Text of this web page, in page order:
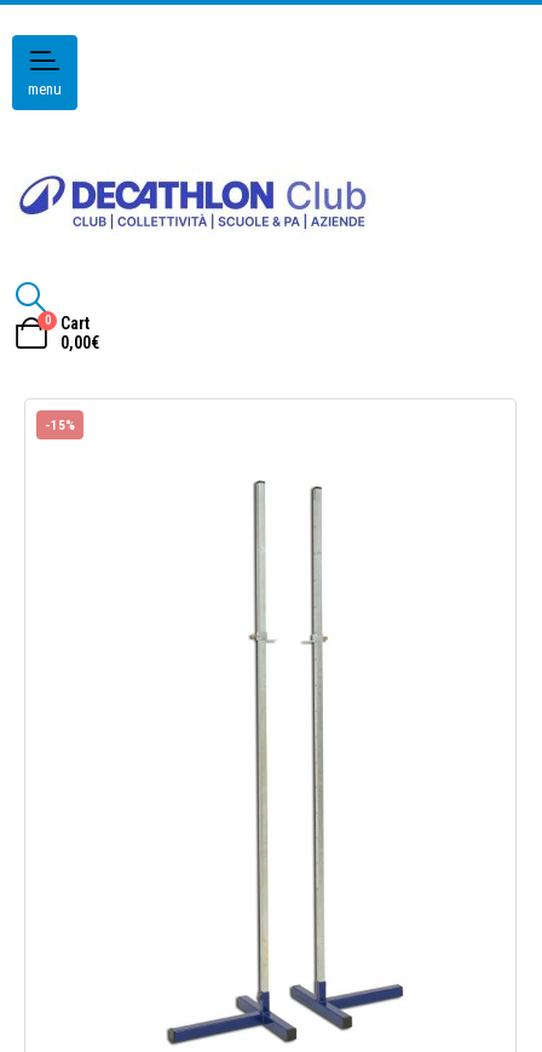
menu
0
Cart
0,00€
-15%